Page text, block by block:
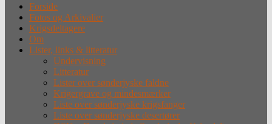
Forside
Fotos og Arkivalier
Krigsdeltagere
Om
Lister, links & litteratur
Undervisning
Litteratur
Lister over sønderjyske faldne
Krigergrave og mindesmærker
Liste over sønderjyske krigsfanger
Liste over sønderjyske desertører